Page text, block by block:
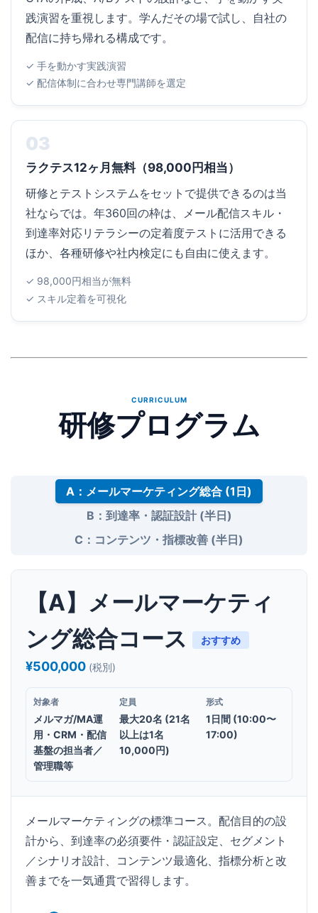
践演習を重視します。学んだその場で試し、自社の
配信に持ち帰れる構成です。
✓ 手を動かす実践演習
✓ 配信体制に合わせ専門講師を選定
03
ラクテス12ヶ月無料（98,000円相当）
研修とテストシステムをセットで提供できるのは当
社ならでは。年360回の枠は、メール配信スキル・
到達率対応リテラシーの定着度テストに活用できる
ほか、各種研修や社内検定にも自由に使えます。
✓ 98,000円相当が無料
✓ スキル定着を可視化
CURRICULUM
研修プログラム
A：メールマーケティング総合 (1日)
B：到達率・認証設計 (半日)
C：コンテンツ・指標改善 (半日)
【A】メールマーケティ
ング総合コース
おすすめ
¥500,000 (税別)
対象者
メルマガ/MA運
用・CRM・配信
基盤の担当者／
管理職等
定員
最大20名 (21名
以上は1名
10,000円)
形式
1日間 (10:00〜
17:00)
メールマーケティングの標準コース。配信目的の設
計から、到達率の必須要件・認証設定、セグメント
／シナリオ設計、コンテンツ最適化、指標分析と改
善までを一気通貫で習得します。